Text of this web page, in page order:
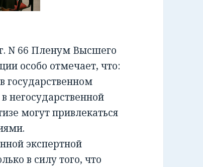
N 66 Пленум Высшего
особо отмечает, что:
государственном
негосударственной
могут привлекаться
экспертной
в силу того, что